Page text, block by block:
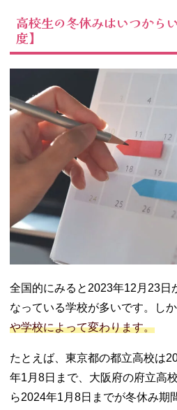
ラマ鑑賞
除
− 短期のバ
イトをする
のもあり！
− ウィンタ
ースポーツ
を楽しむ！
− 恋人とイ
ルミネーシ
ョンデート
− 塾の冬期
講習に行っ
てみる
03. 高校生の冬休
みを有意義に過
ごす方法
− やること
リストを作
− 時間を決
めて行動す
る
高校生の冬休みはいつから
度】
全国的にみると2023年12月23日
なっている学校が多いです。しか
や学校によって変わります。
たとえば、東京都の都立高校は
年1月8日まで、大阪府の府立高
ら2024年1月8日までが冬休み期